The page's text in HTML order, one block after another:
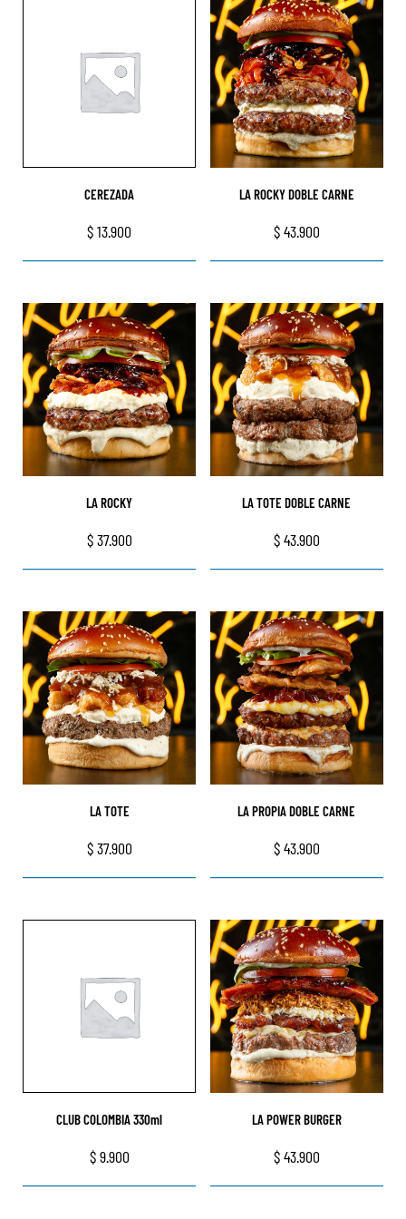
CEREZADA
$13.900
LA ROCKY DOBLE CARNE
$43.900
LA ROCKY
$37.900
LA TOTE DOBLE CARNE
$43.900
LA TOTE
$37.900
LA PROPIA DOBLE CARNE
$43.900
CLUB COLOMBIA 330ml
$9.900
LA POWER BURGER
$43.900